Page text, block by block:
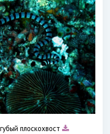
плоскохвост